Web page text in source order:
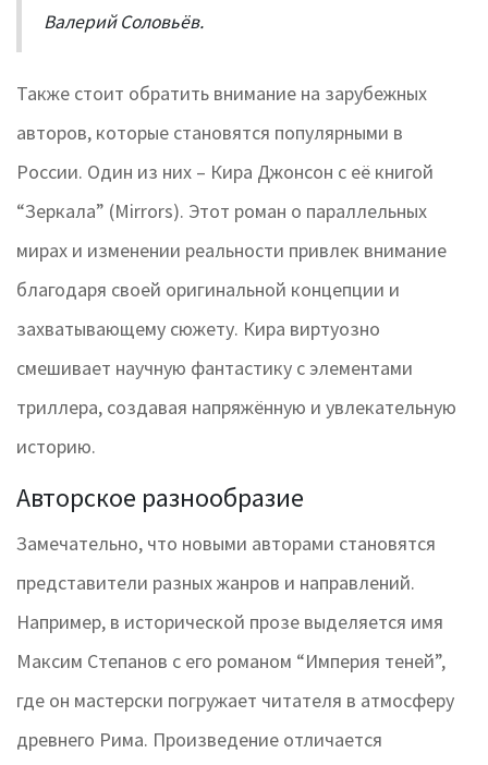
Валерий Соловьёв.
Также стоит обратить внимание на зарубежных
авторов, которые становятся популярными в
России. Один из них – Кира Джонсон с её книгой
“Зеркала” (Mirrors). Этот роман о параллельных
мирах и изменении реальности привлек внимание
благодаря своей оригинальной концепции и
захватывающему сюжету. Кира виртуозно
смешивает научную фантастику с элементами
триллера, создавая напряжённую и увлекательную
историю.
Авторское разнообразие
Замечательно, что новыми авторами становятся
представители разных жанров и направлений.
Например, в исторической прозе выделяется имя
Максим Степанов с его романом “Империя теней”,
где он мастерски погружает читателя в атмосферу
древнего Рима. Произведение отличается